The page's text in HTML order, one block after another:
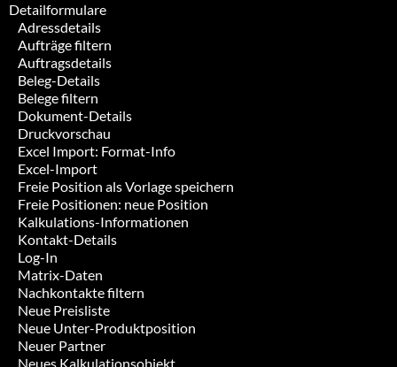
Detailformulare
Adressdetails
Aufträge filtern
Auftragsdetails
Beleg-Details
Belege filtern
Dokument-Details
Druckvorschau
Excel Import: Format-Info
Excel-Import
Freie Position als Vorlage speichern
Freie Positionen: neue Position
Kalkulations-Informationen
Kontakt-Details
Log-In
Matrix-Daten
Nachkontakte filtern
Neue Preisliste
Neue Unter-Produktposition
Neuer Partner
Neues Kalkulationsobjekt